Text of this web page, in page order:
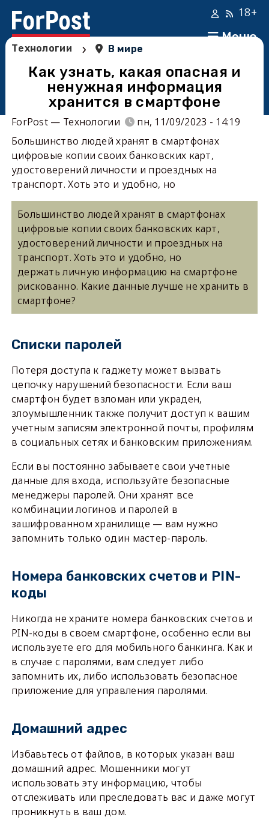
Меню
18+
Технологии › В мире
Как узнать, какая опасная и
ненужная информация
хранится в смартфоне
ForPost — Технологии
пн, 11/09/2023 - 14:19
Большинство людей хранят в смартфонах
цифровые копии своих банковских карт,
удостоверений личности и проездных на
транспорт. Хоть это и удобно, но
Большинство людей хранят в смартфонах
цифровые копии своих банковских карт,
удостоверений личности и проездных на
транспорт. Хоть это и удобно, но
держать личную информацию на смартфоне
рискованно. Какие данные лучше не хранить в
смартфоне?
Списки паролей
Потеря доступа к гаджету может вызвать
цепочку нарушений безопасности. Если ваш
смартфон будет взломан или украден,
злоумышленник также получит доступ к вашим
учетным записям электронной почты, профилям
в социальных сетях и банковским приложениям.
Если вы постоянно забываете свои учетные
данные для входа, используйте безопасные
менеджеры паролей. Они хранят все
комбинации логинов и паролей в
зашифрованном хранилище — вам нужно
запомнить только один мастер-пароль.
Номера банковских счетов и PIN-
коды
Никогда не храните номера банковских счетов и
PIN-коды в своем смартфоне, особенно если вы
используете его для мобильного банкинга. Как и
в случае с паролями, вам следует либо
запомнить их, либо использовать безопасное
приложение для управления паролями.
Домашний адрес
Избавьтесь от файлов, в которых указан ваш
домашний адрес. Мошенники могут
использовать эту информацию, чтобы
отслеживать или преследовать вас и даже могут
проникнуть в ваш дом.